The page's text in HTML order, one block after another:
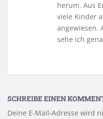
herum. Aus
viele Kinder
angewiesen.
sehe ich
SCHREIBE EINEN
Deine E-Mail-Adresse wird